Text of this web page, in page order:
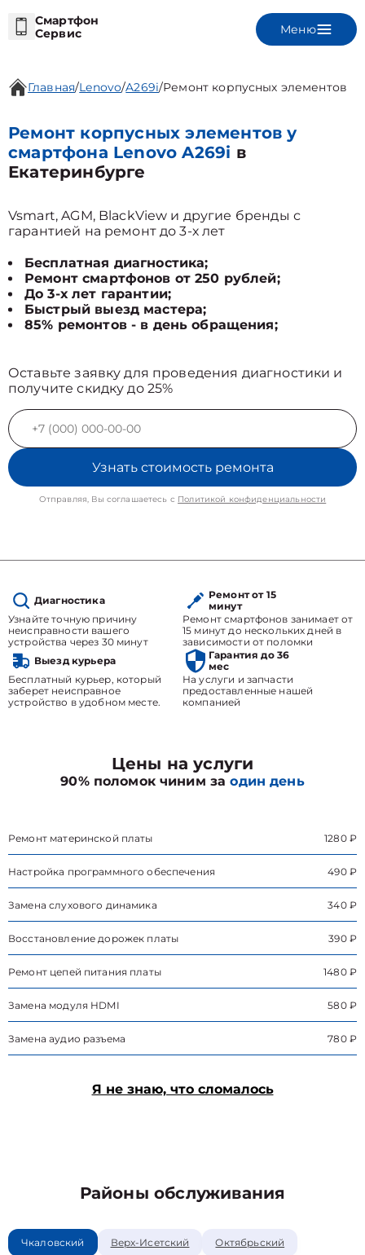
Смартфон
Сервис
Меню
Главная/Lenovo/A269i/Ремонт корпусных элементов
Ремонт корпусных элементов у
смартфона Lenovo A269i в
Екатеринбурге
Vsmart, AGM, BlackView и другие бренды с
гарантией на ремонт до 3-х лет
Бесплатная диагностика;
Ремонт смартфонов от 250 рублей;
До 3-х лет гарантии;
Быстрый выезд мастера;
85% ремонтов - в день обращения;
Оставьте заявку для проведения диагностики и
получите скидку до 25%
Узнать стоимость ремонта
Отправляя, Вы соглашаетесь с Политикой конфиденциальности
Диагностика
Узнайте точную причину
неисправности вашего
устройства через 30 минут
Ремонт от 15
минут
Ремонт смартфонов занимает от
15 минут до нескольких дней в
зависимости от поломки
Выезд курьера
Бесплатный курьер, который
заберет неисправное
устройство в удобном месте.
Гарантия до 36
мес
На услуги и запчасти
предоставленные нашей
компанией
Цены на услуги
90% поломок чиним заодин день
Ремонт материнской платы 1280 ₽
Настройка программного обеспечения 490 ₽
Замена слухового динамика 340 ₽
Восстановление дорожек платы 390 ₽
Ремонт цепей питания платы 1480 ₽
Замена модуля HDMI 580 ₽
Замена аудио разъема 780 ₽
Я не знаю, что сломалось
Районы обслуживания
Чкаловский Верх-Исетский Октябрьский